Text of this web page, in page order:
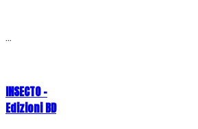
...
INSECTO -
Edizioni BD